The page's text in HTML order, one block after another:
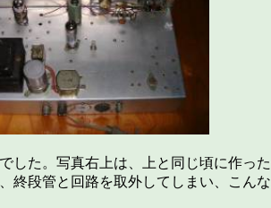
した。写真右上は、上と同じ頃に作っ
終段管と回路を取外してしまい、こん